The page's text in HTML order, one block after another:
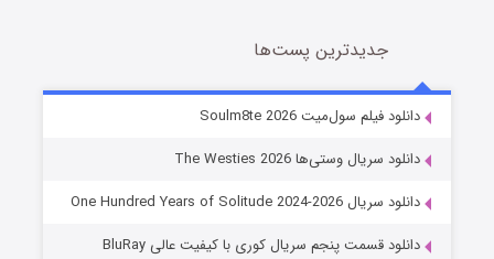
خاندان اژدها فصل ۳
جدیدترین پست‌ها
دانلود فیلم سول‌میت Soulm8te 2026
دانلود سریال وستی‌ها The Westies 2026
دانلود سریال One Hundred Years of Solitude 2024-2026
دانلود قسمت پنجم سریال کوری با کیفیت عالی BluRay